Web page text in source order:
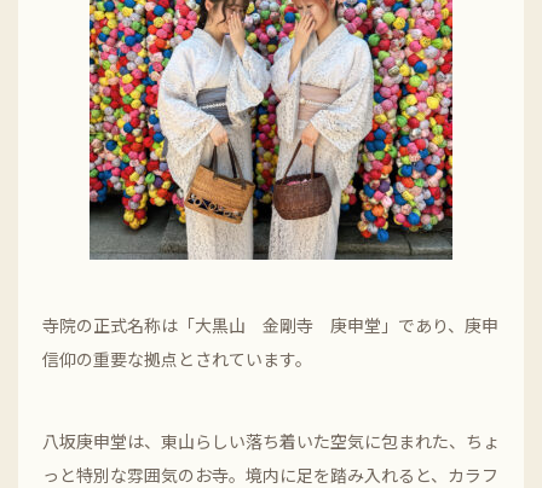
寺院の正式名称は「大黒山 金剛寺 庚申堂」であり、庚申
信仰の重要な拠点とされています。
八坂庚申堂は、東山らしい落ち着いた空気に包まれた、ちょ
っと特別な雰囲気のお寺。境内に足を踏み入れると、カラフ